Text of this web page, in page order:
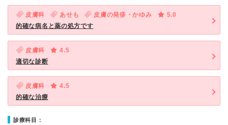
皮膚科 あせも 皮膚の発疹・かゆみ
5.0
的確な病名と薬の処方です
皮膚科
4.5
適切な診断
皮膚科
4.5
的確な治療
診療科目：